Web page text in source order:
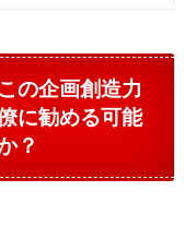
の企画創造力
に勧める可能
？